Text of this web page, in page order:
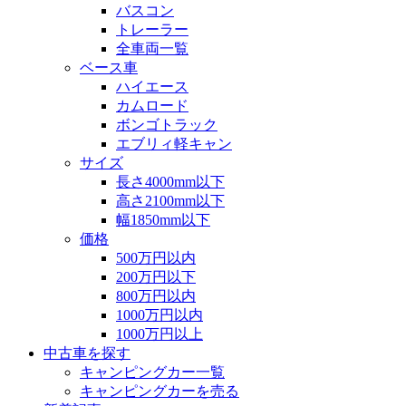
バスコン
トレーラー
全車両一覧
ベース車
ハイエース
カムロード
ボンゴトラック
エブリィ軽キャン
サイズ
長さ4000mm以下
高さ2100mm以下
幅1850mm以下
価格
500万円以内
200万円以下
800万円以内
1000万円以内
1000万円以上
中古車を探す
キャンピングカー一覧
キャンピングカーを売る